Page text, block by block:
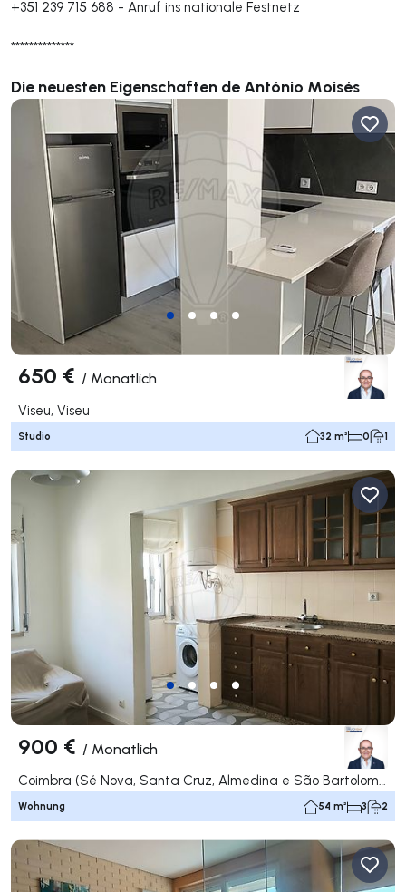
+351 239 715 688 - Anruf ins nationale Festnetz
**************
Die neuesten Eigenschaften de António Moisés
650 € / Monatlich
Viseu, Viseu
Studio 32 m² 0 1
900 € / Monatlich
Coimbra (Sé Nova, Santa Cruz, Almedina e São Bartolomeu), Coimbra
Wohnung 54 m² 3 2